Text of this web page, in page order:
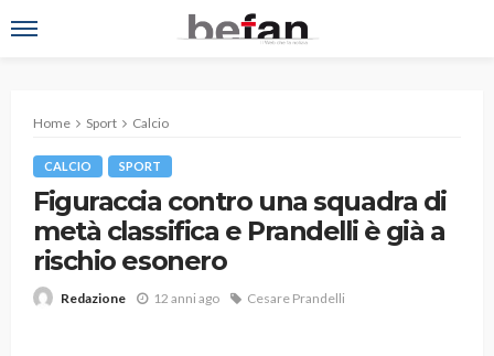
Home Sport Calcio
CALCIO SPORT
Figuraccia contro una squadra di
metà classifica e Prandelli è già a
rischio esonero
Redazione 12 anni ago Cesare Prandelli